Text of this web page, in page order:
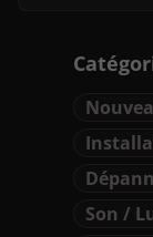
Son /